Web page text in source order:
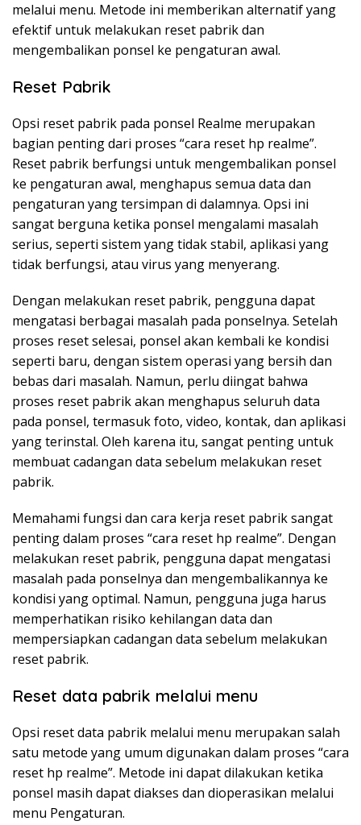
melalui menu. Metode ini memberikan alternatif yang
efektif untuk melakukan reset pabrik dan
mengembalikan ponsel ke pengaturan awal.
Reset Pabrik
Opsi reset pabrik pada ponsel Realme merupakan
bagian penting dari proses “cara reset hp realme”.
Reset pabrik berfungsi untuk mengembalikan ponsel
ke pengaturan awal, menghapus semua data dan
pengaturan yang tersimpan di dalamnya. Opsi ini
sangat berguna ketika ponsel mengalami masalah
serius, seperti sistem yang tidak stabil, aplikasi yang
tidak berfungsi, atau virus yang menyerang.
Dengan melakukan reset pabrik, pengguna dapat
mengatasi berbagai masalah pada ponselnya. Setelah
proses reset selesai, ponsel akan kembali ke kondisi
seperti baru, dengan sistem operasi yang bersih dan
bebas dari masalah. Namun, perlu diingat bahwa
proses reset pabrik akan menghapus seluruh data
pada ponsel, termasuk foto, video, kontak, dan aplikasi
yang terinstal. Oleh karena itu, sangat penting untuk
membuat cadangan data sebelum melakukan reset
pabrik.
Memahami fungsi dan cara kerja reset pabrik sangat
penting dalam proses “cara reset hp realme”. Dengan
melakukan reset pabrik, pengguna dapat mengatasi
masalah pada ponselnya dan mengembalikannya ke
kondisi yang optimal. Namun, pengguna juga harus
memperhatikan risiko kehilangan data dan
mempersiapkan cadangan data sebelum melakukan
reset pabrik.
Reset data pabrik melalui menu
Opsi reset data pabrik melalui menu merupakan salah
satu metode yang umum digunakan dalam proses “cara
reset hp realme”. Metode ini dapat dilakukan ketika
ponsel masih dapat diakses dan dioperasikan melalui
menu Pengaturan.